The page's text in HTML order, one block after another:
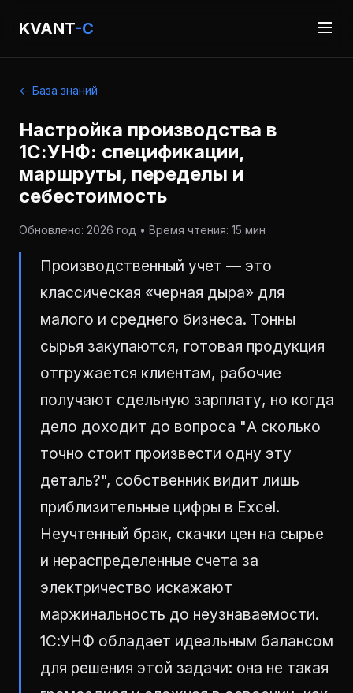
KVANT-C
← База знаний
Настройка производства в
1С:УНФ: спецификации,
маршруты, переделы и
себестоимость
Обновлено: 2026 год • Время чтения: 15 мин
Производственный учет — это
классическая «черная дыра» для
малого и среднего бизнеса. Тонны
сырья закупаются, готовая продукция
отгружается клиентам, рабочие
получают сдельную зарплату, но когда
дело доходит до вопроса "А сколько
точно стоит произвести одну эту
деталь?", собственник видит лишь
приблизительные цифры в Excel.
Неучтенный брак, скачки цен на сырье
и нераспределенные счета за
электричество искажают
маржинальность до неузнаваемости.
1С:УНФ обладает идеальным балансом
для решения этой задачи: она не такая